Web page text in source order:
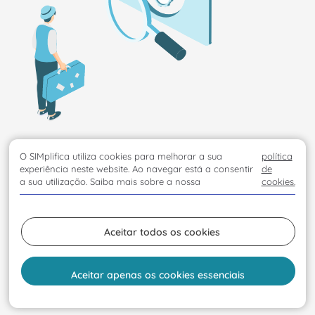
O SIMplifica utiliza cookies para melhorar a sua
experiência neste website. Ao navegar está a consentir
a sua utilização. Saiba mais sobre a nossa
política
de
cookies.
Aceitar todos os cookies
Aceitar apenas os cookies essenciais